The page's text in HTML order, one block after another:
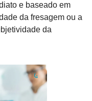
e baseado em
da fresagem ou a
da